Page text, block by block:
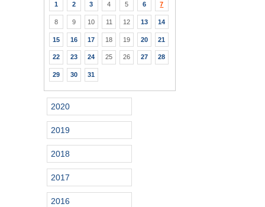
1
2 3 4 5 6 7
8 9 10 11 12 13 14
15 16 17 18 19 20 21
22 23 24 25 26 27 28
29 30 31
2020
2019
2018
2017
2016